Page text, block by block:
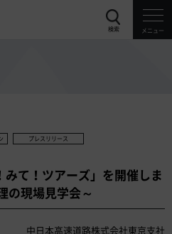
検索 メニュー
プレスリリース
みて！ツアーズ」を開催しま
の現場見学会～
中日本高速道路株式会社東京支社